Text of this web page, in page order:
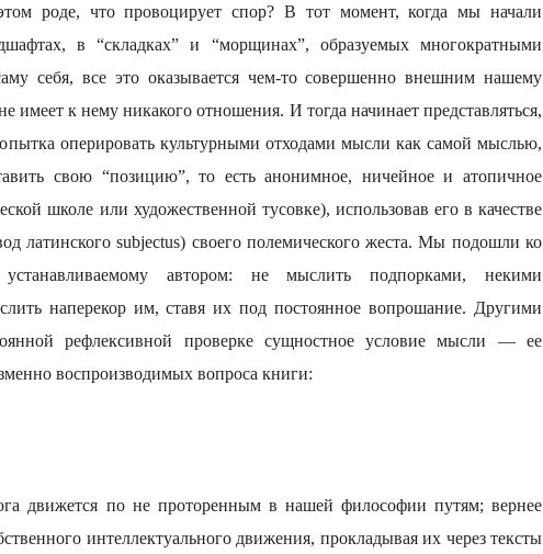
роде, что провоцирует спор? В тот момент, когда мы начали
в “складках” и “морщинах”, образуемых многократными
себя, все это оказывается чем-то совершенно внешним нашему
к нему никакого отношения. И тогда начинает представляться,
оперировать культурными отходами мысли как самой мыслью,
свою “позицию”, то есть анонимное, ничейное и атопичное
школе или художественной тусовке), использовав его в качестве
латинского subjectus) своего полемического жеста. Мы подошли ко
автором: не мыслить подпорками, некими
наперекор им, ставя их под постоянное вопрошание. Другими
рефлексивной проверке сущностное условие мысли — ее
воспроизводимых вопроса книги:
движется по не проторенным в нашей философии путям; вернее
интеллектуального движения, прокладывая их через тексты